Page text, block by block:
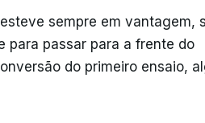
sempre em vantagem,
para passar para a frente do
do primeiro ensaio,